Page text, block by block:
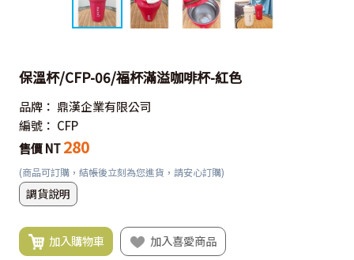
保溫杯/CFP-06/福杯滿溢咖啡杯-紅色
品牌： 鼎漢企業有限公司
編號： CFP
售價 NT 280
(商品可訂購，結帳後立刻為您進貨，請安心訂購)
調貨說明
加入購物車 加入喜愛商品